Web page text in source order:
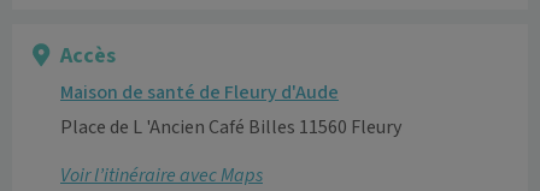
Accès
Maison de santé de Fleury d'Aude
Place de L 'Ancien Café Billes 11560 Fleury
Voir l’itinéraire avec Maps